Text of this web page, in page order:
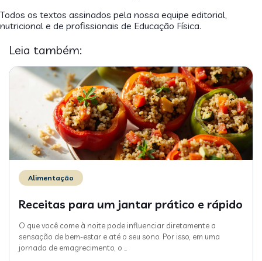
Todos os textos assinados pela nossa equipe editorial,
nutricional e de profissionais de Educação Física.
Leia também:
Alimentação
Receitas para um jantar prático e rápido
O que você come à noite pode influenciar diretamente a
sensação de bem-estar e até o seu sono. Por isso, em uma
jornada de emagrecimento, o